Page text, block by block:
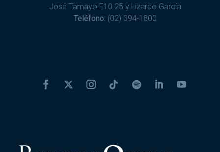
José Tamayo E10 25 y Lizardo García
Teléfono: (02) 394-1800